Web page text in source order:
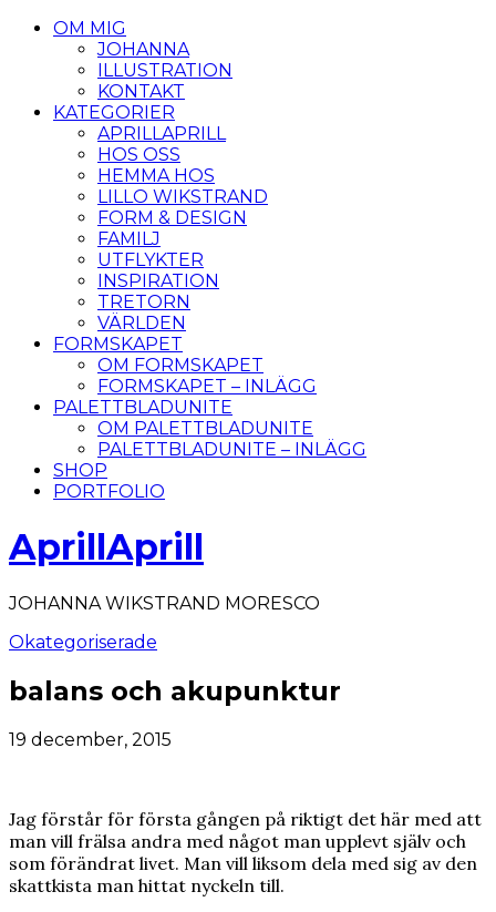
OM MIG
JOHANNA
ILLUSTRATION
KONTAKT
KATEGORIER
APRILLAPRILL
HOS OSS
HEMMA HOS
LILLO WIKSTRAND
FORM & DESIGN
FAMILJ
UTFLYKTER
INSPIRATION
TRETORN
VÄRLDEN
FORMSKAPET
OM FORMSKAPET
FORMSKAPET – INLÄGG
PALETTBLADUNITE
OM PALETTBLADUNITE
PALETTBLADUNITE – INLÄGG
SHOP
PORTFOLIO
AprillAprill
JOHANNA WIKSTRAND MORESCO
Okategoriserade
balans och akupunktur
19 december, 2015
Jag förstår för första gången på riktigt det här med att
man vill frälsa andra med något man upplevt själv och
som förändrat livet. Man vill liksom dela med sig av den
skattkista man hittat nyckeln till.